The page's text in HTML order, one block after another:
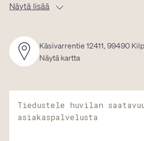
Tilava, 31 m² lasi-iglu tarjoaa modernia
king-size vuode sekä kaksi vuodetuolia
kylpyhuone, kylpytuotteet, kylpytakit ja
kahvikone, vedenkeitin ja minibaari
Nukut lämpimässä vuoteessa
joka jää mieleen.
Näytä lisää
Käsivarrentie 12411, 99490
Näytä kartta
Tiedustele huvilan
asiakaspalvelusta